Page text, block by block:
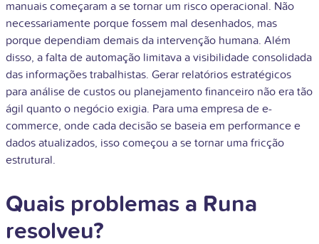
manuais começaram a se tornar um risco operacional. Não
necessariamente porque fossem mal desenhados, mas
porque dependiam demais da intervenção humana. Além
disso, a falta de automação limitava a visibilidade consolidada
das informações trabalhistas. Gerar relatórios estratégicos
para análise de custos ou planejamento financeiro não era tão
ágil quanto o negócio exigia. Para uma empresa de e-
commerce, onde cada decisão se baseia em performance e
dados atualizados, isso começou a se tornar uma fricção
estrutural.
Quais problemas a Runa
resolveu?